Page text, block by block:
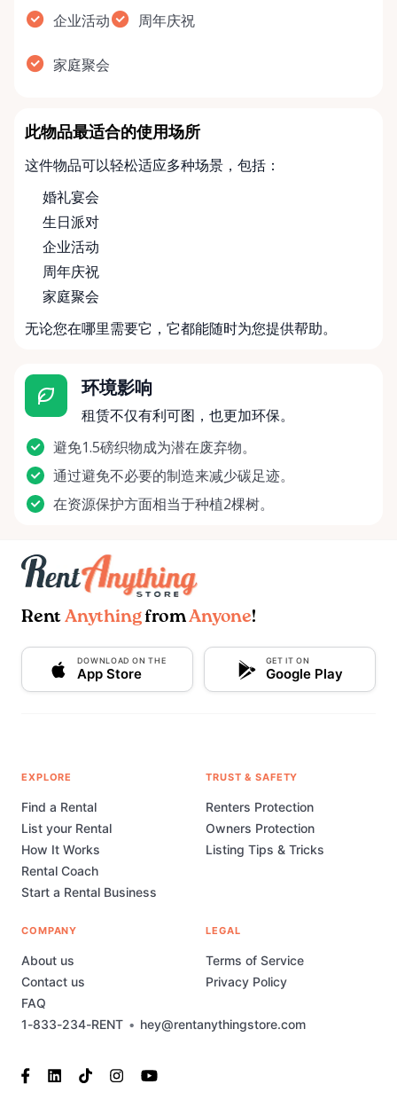
企业活动 周年庆祝
家庭聚会
此物品最适合的使用场所
这件物品可以轻松适应多种场景，包括：
婚礼宴会
生日派对
企业活动
周年庆祝
家庭聚会
无论您在哪里需要它，它都能随时为您提供帮助。
环境影响
租赁不仅有利可图，也更加环保。
避免1.5磅织物成为潜在废弃物。
通过避免不必要的制造来减少碳足迹。
在资源保护方面相当于种植2棵树。
Rent AnythingfromAnyone!
DOWNLOAD ON THE
App Store
GET IT ON
Google Play
1-833-234-RENT • hey@rentanythingstore.com
EXPLORE
Find a Rental
List your Rental
How It Works
Rental Coach
Start a Rental Business
TRUST & SAFETY
Renters Protection
Owners Protection
Listing Tips & Tricks
COMPANY
About us
Contact us
FAQ
LEGAL
Terms of Service
Privacy Policy